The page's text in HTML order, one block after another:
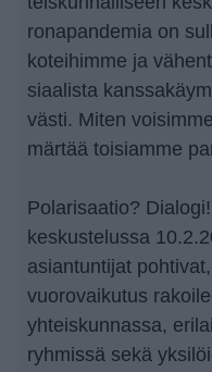
ro­na­pan­de­mia on
ko­tei­him­me ja
si­aa­lis­ta
väs­ti. Mi­ten
mär­tää toi­siam­me
Polarisaatio?
keskustelussa
asiantuntijat
vuorovaikutus
yhteiskunnassa,
ryhmissä sekä